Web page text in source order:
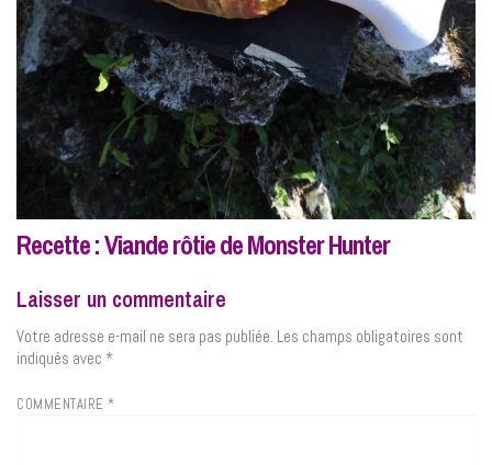
Recette : Viande rôtie de Monster Hunter
Laisser un commentaire
Votre adresse e-mail ne sera pas publiée. Les champs obligatoires sont
indiqués avec *
COMMENTAIRE *